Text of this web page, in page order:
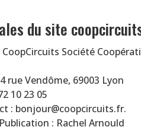
du site
Société
rue Vendôme, 69003 Lyon
10 23 05
: bonjour@coopcircuits.fr.
: Rachel Arnould